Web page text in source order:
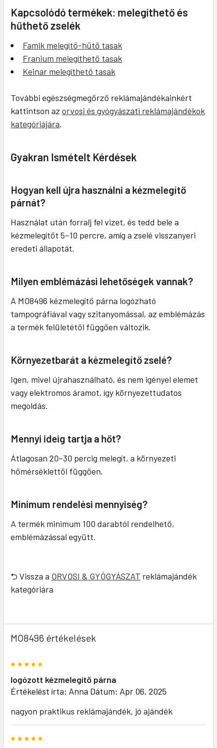
Kapcsolódó termékek: melegíthető és
hűthető zselék
Famik melegítő-hűtő tasak
Franium melegíthető tasak
Keinar melegíthető tasak
További egészségmegőrző reklámajándékainkért
kattintson az orvosi és gyógyászati reklámajándékok
kategóriájára.
Gyakran Ismételt Kérdések
Hogyan kell újra használni a kézmelegítő
párnát?
Használat után forralj fel vizet, és tedd bele a
kézmelegítőt 5–10 percre, amíg a zselé visszanyeri
eredeti állapotát.
Milyen emblémázási lehetőségek vannak?
A MO8496 kézmelegítő párna logózható
tampográfiával vagy szitanyomással, az emblémázás
a termék felületétől függően változik.
Környezetbarát a kézmelegítő zselé?
Igen, mivel újrahasználható, és nem igényel elemet
vagy elektromos áramot, így környezettudatos
megoldás.
Mennyi ideig tartja a hőt?
Átlagosan 20–30 percig melegít, a környezeti
hőmérséklettől függően.
Minimum rendelési mennyiség?
A termék minimum 100 darabtól rendelhető,
emblémázással együtt.
⮌ Vissza a ORVOSI & GYÓGYÁSZAT reklámajándék
kategóriára
MO8496 értékelések
logózott kézmelegítő párna
Értékelést írta: Anna Dátum: Apr 06, 2025
nagyon praktikus reklámajándék, jó ajándék